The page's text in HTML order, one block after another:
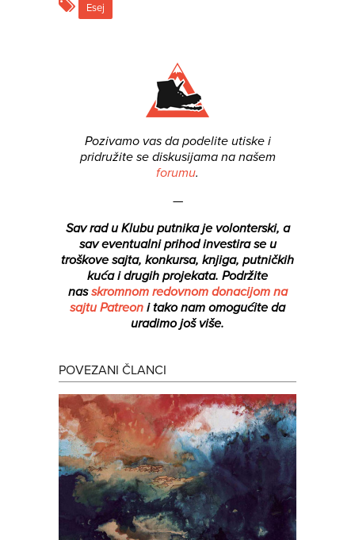
Esej
Pozivamo vas da podelite utiske i
pridružite se diskusijama na našem
forumu.
—
Sav rad u Klubu putnika je volonterski, a
sav eventualni prihod investira se u
troškove sajta, konkursa, knjiga, putničkih
kuća i drugih projekata. Podržite
nasskromnom redovnom donacijom na
sajtu Patreon i tako nam omogućite da
uradimo još više.
POVEZANI ČLANCI